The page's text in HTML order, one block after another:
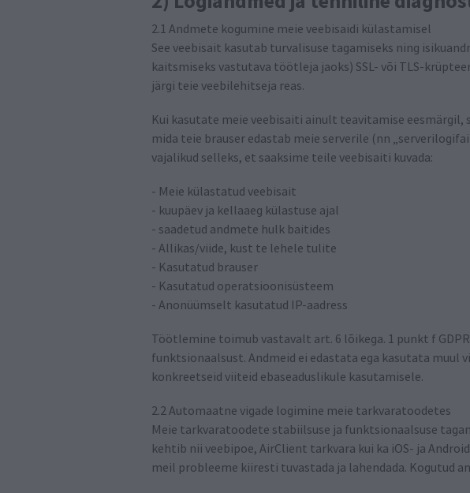
2.1 Andmete kogumine meie veebisaidi külastamisel
See veebisait kasutab turvalisuse tagamiseks ning
kaitsmiseks vastutava töötleja jaoks) SSL- või TLS-
järgi teie veebilehitseja reas.
Kui kasutate meie veebisaiti ainult teavitamise
mida teie brauser edastab meie serverile (nn
vajalikud selleks, et saaksime teile veebisaiti kuvada:
- Meie külastatud veebisait
- kuupäev ja kellaaeg külastuse ajal
- saadetud andmete hulk baitides
- Allikas/viide, kust te lehele tulite
- Kasutatud brauser
- Kasutatud operatsioonisüsteem
- Anonüümselt kasutatud IP-aadress
Töötlemine toimub vastavalt art. 6 lõikega. 1 punkt f
funktsionaalsust. Andmeid ei edastata ega kasutata
konkreetseid viiteid ebaseaduslikule kasutamisele.
2.2 Automaatne vigade logimine meie tarkvaratoodetes
Meie tarkvaratoodete stabiilsuse ja funktsionaalsuse
kehtib nii veebipoe, AirClient tarkvara kui ka iOS- ja
meil probleeme kiiresti tuvastada ja lahendada. Kogutud